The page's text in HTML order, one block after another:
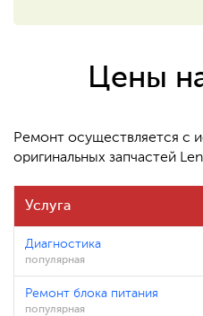
Цены
Ремонт осуществляется с
оригинальных запчастей
Услуга
Диагностика
популярная
Ремонт блока питания
популярная